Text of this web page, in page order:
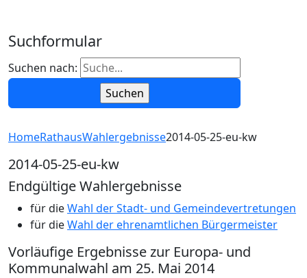
Suchformular
Suchen nach:
2014-05-25-eu-kw
HomeRathausWahlergebnisse2014-05-25-eu-kw
Endgültige Wahlergebnisse
für dieWahl der Stadt- und Gemeindevertretungen
für dieWahl der ehrenamtlichen Bürgermeister
Vorläufige Ergebnisse zur Europa- und
Kommunalwahl am 25. Mai 2014